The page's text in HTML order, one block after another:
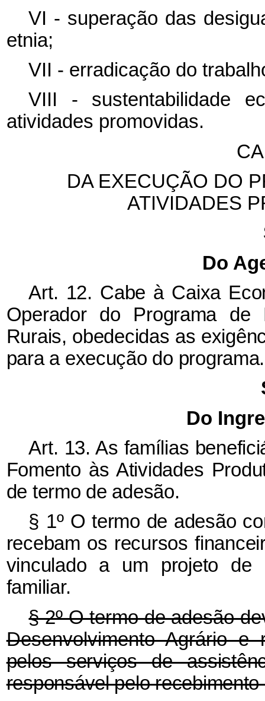
VI - superação das
etnia;
VII - erradicação do
VIII - sustentabilidade
atividades promovidas.
DA EXECUÇÃO DO
ATIVIDADES
Do
Art. 12. Cabe à Caixa
Operador do Programa de
Rurais, obedecidas as
para a execução do programa.
Do
Art. 13. As famílias
Fomento às Atividades
de termo de adesão.
§ 1º O termo de adesão
recebam os recursos
vinculado a um projeto de
familiar.
§ 2º O termo de adesão
Desenvolvimento Agrário
pelos serviços de
responsável pelo